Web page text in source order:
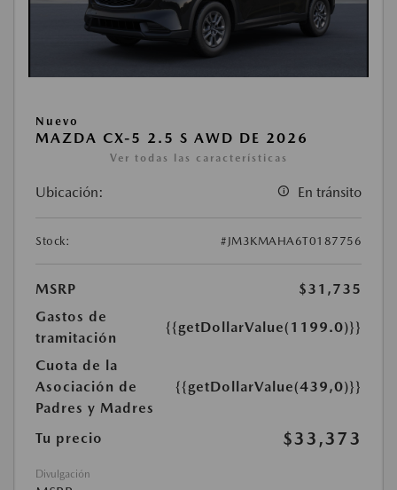
Nuevo
MAZDA CX-5 2.5 S AWD DE 2026
Ver todas las características
Ubicación: En tránsito
Stock: #JM3KMAHA6T0187756
MSRP
$31,735
Gastos de
tramitación
{{getDollarValue(1199.0)}}
Cuota de la
Asociación de
Padres y Madres
{{getDollarValue(439,0)}}
Tu precio $33,373
Divulgación